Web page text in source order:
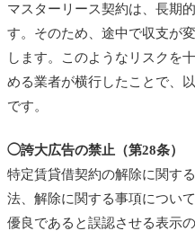
マスターリース契約は、長期
す。そのため、途中で収支が
します。このようなリスクを
める業者が横行したことで、
です。
◯誇大広告の禁止（第28条）
特定賃貸借契約の解除に関す
法、解除に関する事項につい
優良であると誤認させる表示の